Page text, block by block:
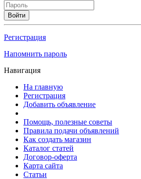
Войти
Регистрация
Напомнить пароль
Навигация
На главную
Регистрация
Добавить объявление
Помощь, полезные советы
Правила подачи объявлений
Как создать магазин
Каталог статей
Договор-оферта
Карта сайта
Статьи